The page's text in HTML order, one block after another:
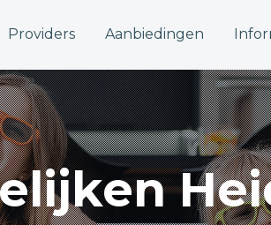
Providers Aanbiedingen